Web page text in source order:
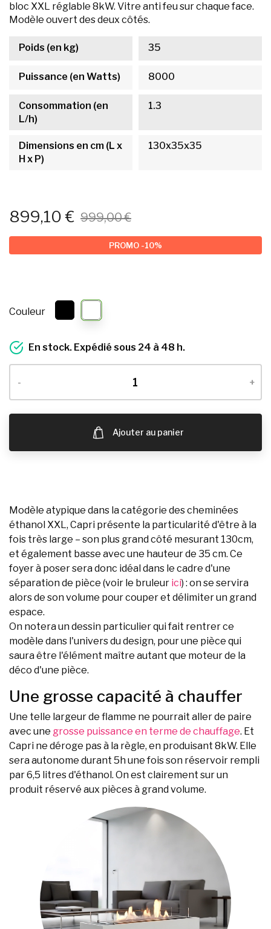
bloc XXL réglable 8kW. Vitre anti feu sur chaque face.
Modèle ouvert des deux côtés.
Poids (en kg) 35
Puissance (en Watts) 8000
Consommation (en
L/h)
1.3
Dimensions en cm (L x
H x P)
130x35x35
899,10 € 999,00 €
PROMO -10%
Couleur
En stock. Expédié sous 24 à 48 h.
- +
Ajouter au panier
Modèle atypique dans la catégorie des cheminées
éthanol XXL, Capri présente la particularité d'être à la
fois très large – son plus grand côté mesurant 130cm,
et également basse avec une hauteur de 35 cm. Ce
foyer à poser sera donc idéal dans le cadre d'une
séparation de pièce (voir le bruleur ici) : on se servira
alors de son volume pour couper et délimiter un grand
espace.
On notera un dessin particulier qui fait rentrer ce
modèle dans l'univers du design, pour une pièce qui
saura être l'élément maître autant que moteur de la
déco d'une pièce.
Une grosse capacité à chauffer
Une telle largeur de flamme ne pourrait aller de paire
avec une grosse puissance en terme de chauffage. Et
Capri ne déroge pas à la règle, en produisant 8kW. Elle
sera autonome durant 5h une fois son réservoir rempli
par 6,5 litres d'éthanol. On est clairement sur un
produit réservé aux pièces à grand volume.